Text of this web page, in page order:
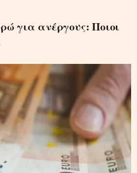
για ανέργους: Ποιοι